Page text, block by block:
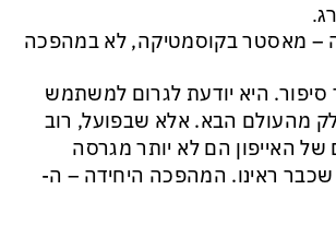
– מאסטר בקוסמטיקה, לא במהפכה
סיפור. היא יודעת לגרום למשתמש
מהעולם הבא. אלא שבפועל, רוב
האייפון הם לא יותר מגרסה
ראינו. המהפכה היחידה – ה-